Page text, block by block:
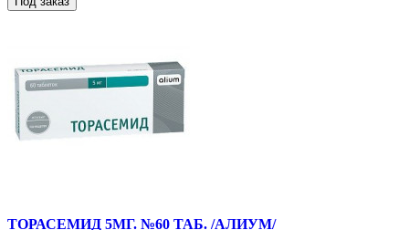
ТОРАСЕМИД 5МГ. №60 ТАБ. /АЛИУМ/